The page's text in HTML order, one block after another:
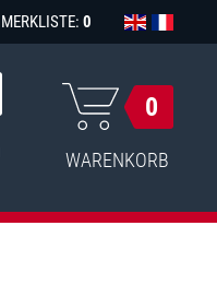
MERKLISTE: 0
0
WARENKORB